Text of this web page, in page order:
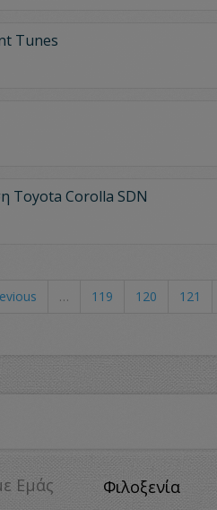
Tunes
Toyota Corolla SDN
… 119 120 121
Eμάς
Φιλοξενία